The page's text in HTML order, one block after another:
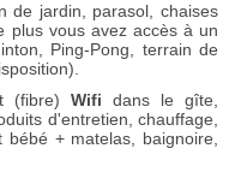
de jardin, parasol, chaises
plus vous avez accès à un
Ping-Pong, terrain de
(fibre) Wifi dans le gîte,
d'entretien, chauffage,
bébé + matelas, baignoire,